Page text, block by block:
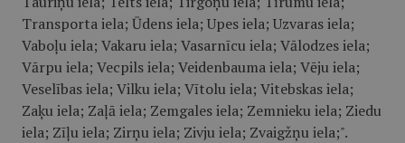
Transporta iela; Ūdens iela; Upes iela; Uzvaras iela;
Vaboļu iela; Vakaru iela; Vasarnīcu iela; Vālodzes iela;
Vārpu iela; Vecpils iela; Veidenbauma iela; Vēju iela;
Veselības iela; Vilku iela; Vītolu iela; Vitebskas iela;
Zaķu iela; Zaļā iela; Zemgales iela; Zemnieku iela; Ziedu
iela; Zīļu iela; Zirņu iela; Zivju iela; Zvaigžņu iela;".